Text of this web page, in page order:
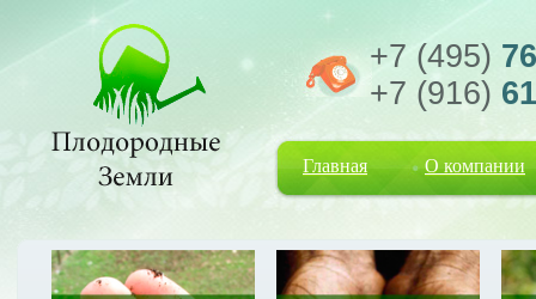
+7 (495)
+7 (916)
Главная О компании